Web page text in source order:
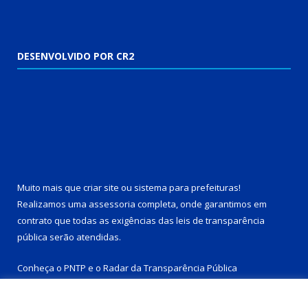
DESENVOLVIDO POR CR2
Muito mais que criar site ou sistema para prefeituras!
Realizamos uma assessoria completa, onde garantimos em
contrato que todas as exigências das leis de transparência
pública serão atendidas.
Conheça o PNTP e o Radar da Transparência Pública